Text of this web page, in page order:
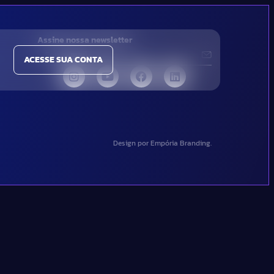
ACESSE SUA CONTA
Assine nossa newsletter
Design por Empória Branding.